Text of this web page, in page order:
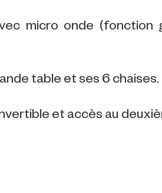
micro onde (fonction
table et ses 6 chaises.
et accès au